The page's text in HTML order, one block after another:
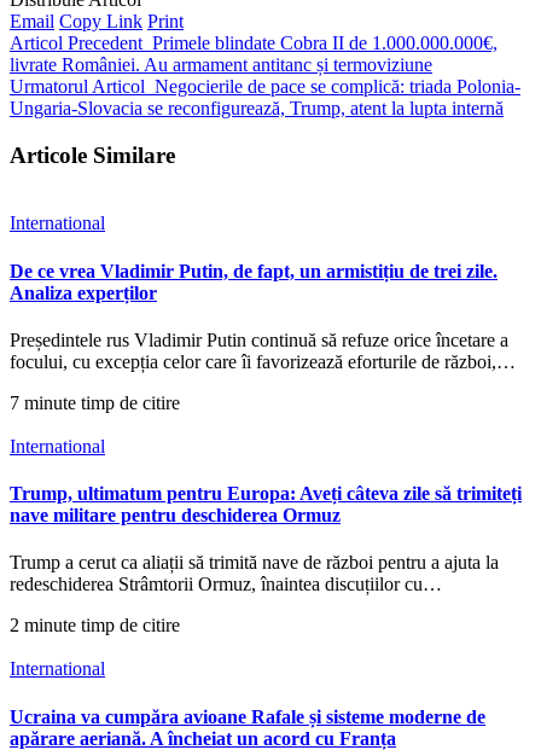
Email Copy Link Print
Articol Precedent Primele blindate Cobra II de 1.000.000.000€,
livrate României. Au armament antitanc și termoviziune
Urmatorul Articol Negocierile de pace se complică: triada Polonia-
Ungaria-Slovacia se reconfigurează, Trump, atent la lupta internă
Articole Similare
International
De ce vrea Vladimir Putin, de fapt, un armistițiu de trei zile.
Analiza experților
Președintele rus Vladimir Putin continuă să refuze orice încetare a
focului, cu excepția celor care îi favorizează eforturile de război,…
7 minute timp de citire
International
Trump, ultimatum pentru Europa: Aveți câteva zile să trimiteți
nave militare pentru deschiderea Ormuz
Trump a cerut ca aliații să trimită nave de război pentru a ajuta la
redeschiderea Strâmtorii Ormuz, înaintea discuțiilor cu…
2 minute timp de citire
International
Ucraina va cumpăra avioane Rafale și sisteme moderne de
apărare aeriană. A încheiat un acord cu Franța